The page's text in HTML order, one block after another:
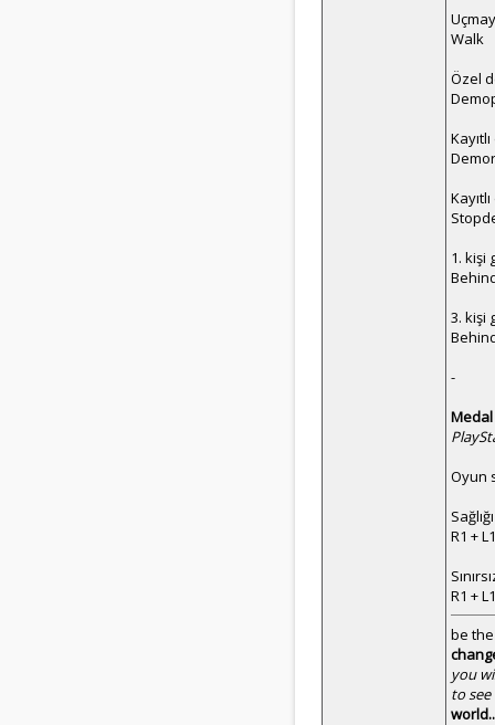
Walk
Özel
1. kişi
3. kişi
-
Oyun
R1 +
R1 +
be the
you
to see